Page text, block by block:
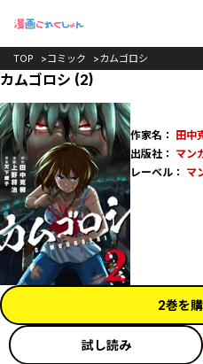
TOP コミック カムゴロシ
カムゴロシ (2)
作家名： 田中
出版社： マン
レーベル： マ
2巻を
試し読み